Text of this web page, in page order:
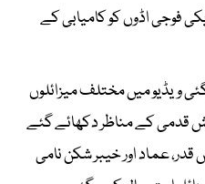
فوجی اڈوں کو کامیابی کے
ویڈیو میں مختلف میزائلوں
قدمی کے مناظر دکھائے گئے
عماد اور خیبر شکن نامی